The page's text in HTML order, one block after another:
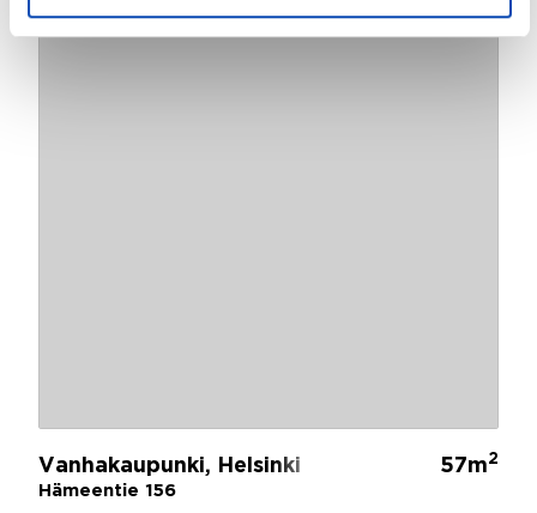
Vanhakaupunki, Helsinki
Hämeentie 156
57m2